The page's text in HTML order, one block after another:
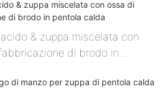
& zuppa miscelata con
di brodo in